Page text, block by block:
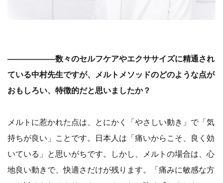
――――――数々のセルフケアやエクササイズに精通され
ている中村先生ですが、メルトメソッドのどのような点が
おもしろい、特徴的だと思いましたか？
メルトに惹かれた点は、とにかく「やさしい動き」で「気
持ちが良い」ことです。日本人は「痛いからこそ、良く効
いている」と思いがちです。しかし、メルトの場合は、心
地良い動きで、快適さだけが残ります。「痛みに敏感な方